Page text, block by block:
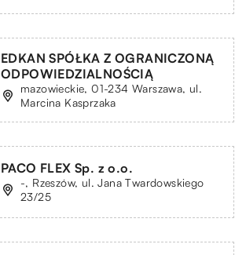
EDKAN SPÓŁKA Z OGRANICZONĄ
ODPOWIEDZIALNOŚCIĄ
mazowieckie, 01-234 Warszawa, ul.
Marcina Kasprzaka
PACO FLEX Sp. z o.o.
-, Rzeszów, ul. Jana Twardowskiego
23/25